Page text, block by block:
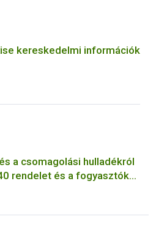
kereskedelmi információk
a csomagolási hulladékról
rendelet és a fogyasztók
tájékoztatásáról
rendelet jelölési
összehangolásáról szóló